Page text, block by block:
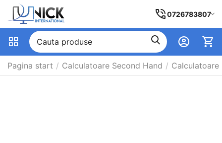
0726783807
Pagina start / Calculatoare Second Hand / Calculatoare